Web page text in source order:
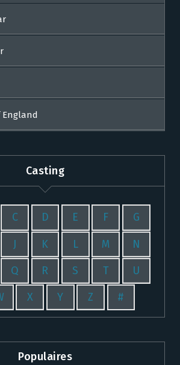
Casting
C D E F G
J K L M N
Q R S T U
X Y Z #
Populaires